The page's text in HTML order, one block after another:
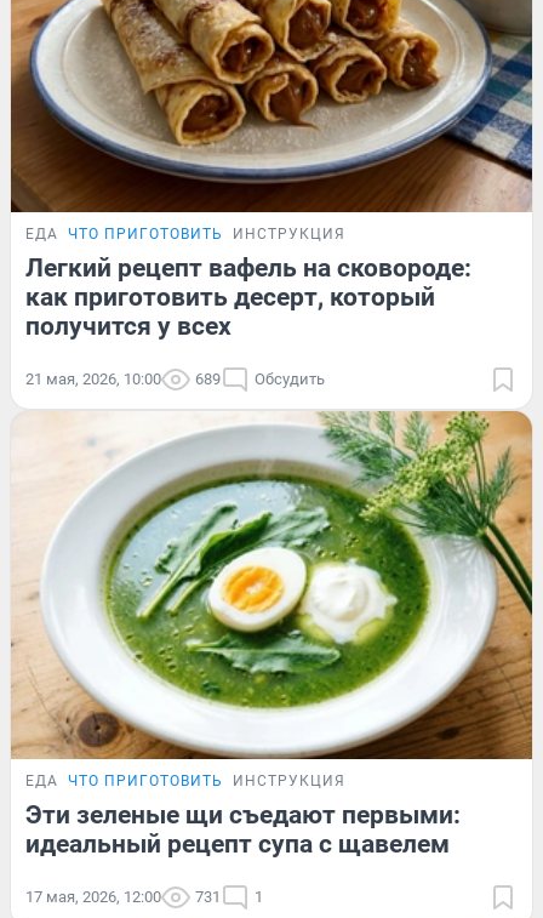
ЕДА ЧТО ПРИГОТОВИТЬ ИНСТРУКЦИЯ
Легкий рецепт вафель на сковороде:
как приготовить десерт, который
получится у всех
21 мая, 2026, 10:00 689 Обсудить
ЕДА ЧТО ПРИГОТОВИТЬ ИНСТРУКЦИЯ
Эти зеленые щи съедают первыми:
идеальный рецепт супа с щавелем
17 мая, 2026, 12:00 731 1